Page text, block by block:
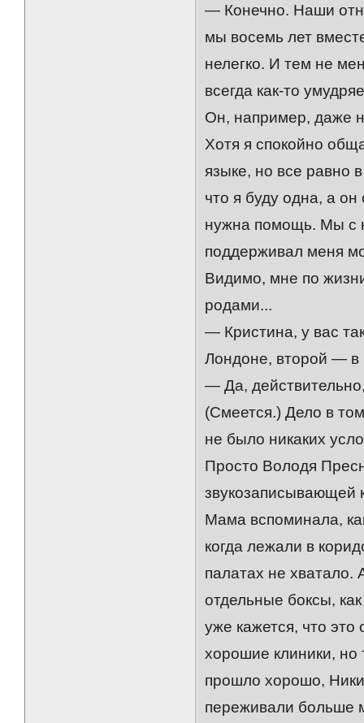
— Конечно. Наши
мы восемь лет
нелегко. И тем не
всегда как-то
Он, например, даже
Хотя я спокойно
языке, но все равно
что я буду одна, а
нужна помощь. Мы с
поддерживал меня
Видимо, мне по
родами...
— Кристина, у вас
Лондоне, второй — в
— Да,
(Смеется.) Дело в
не было никаких
Просто Володя
звукозаписывающей
Мама вспоминала,
когда лежали в
палатах не хватало.
отдельные боксы,
уже кажется, что
хорошие клиники, но
прошло хорошо,
переживали больше